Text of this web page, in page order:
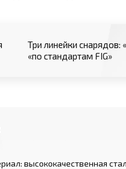
Три линейки снарядов:
«по стандартам FIG»
высококачественная